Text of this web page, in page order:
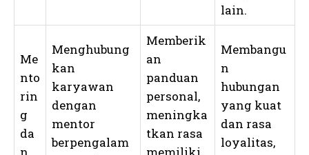
lain.
Me
nto
rin
g
da
Menghubung
kan
karyawan
dengan
mentor
berpengalam
Memberik
an
panduan
personal,
meningka
tkan rasa
Membangu
n
hubungan
yang kuat
dan rasa
loyalitas,